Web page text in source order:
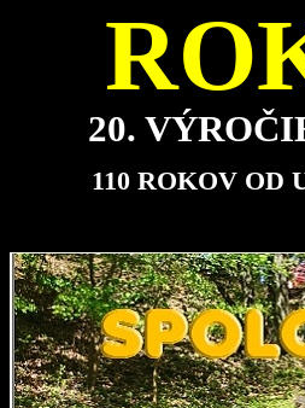
20.
110 ROKOV OD
Miniexpozícia bude